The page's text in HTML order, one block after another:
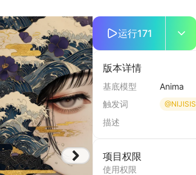
运行171
版本详情
基底模型
Anima
触发词
@NIJISIS
描述
项目权限
使用权限